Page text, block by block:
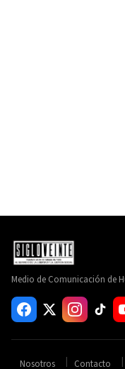
Medio de Comunicación de
Nosotros Contacto